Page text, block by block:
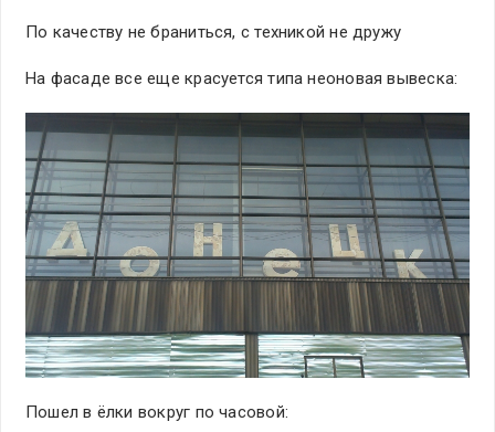
По качеству не браниться, с техникой не дружу
На фасаде все еще красуется типа неоновая вывеска:
Пошел в ёлки вокруг по часовой: